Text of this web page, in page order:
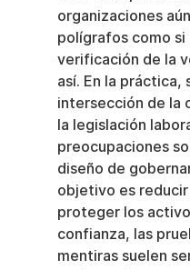
organizaciones
polígrafos como si
verificación de la
así. En la práctica,
intersección de la
la legislación
preocupaciones
diseño de
objetivo es
proteger los
confianza, las
mentiras suelen